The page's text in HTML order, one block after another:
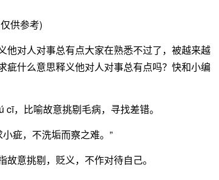
供参考)
他对人对事总有点大家在熟悉不过了，被越来越
什么意思释义他对人对事总有点吗？快和小编
，比喻故意挑剔毛病，寻找差错。
疵，不洗垢而察之难。”
意挑剔，贬义，不作对待自己。